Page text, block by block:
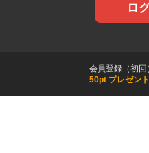
ロ
会員登録（初回
50pt プレゼント